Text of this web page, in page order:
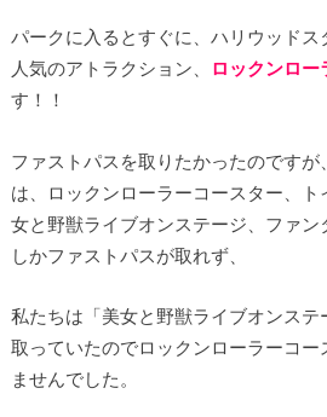
パークに入るとすぐに、ハリウッド
人気のアトラクション、
ロックンロー
す！！
ファストパスを取りたかったのです
は、ロックンローラーコースター、
女と野獣ライブオンステージ、ファ
しかファストパスが取れず、
私たちは「美女と野獣ライブオンス
取っていたのでロックンローラーコー
ませんでした。